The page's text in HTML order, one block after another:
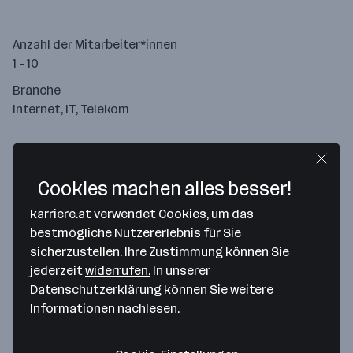
Anzahl der Mitarbeiter*innen
1 - 10
Branche
Internet, IT, Telekom
Cookies machen alles besser!
karriere.at verwendet Cookies, um das
bestmögliche Nutzererlebnis für Sie
sicherzustellen. Ihre Zustimmung können Sie
jederzeit widerrufen. In unserer
Datenschutzerklärung können Sie weitere
Informationen nachlesen.